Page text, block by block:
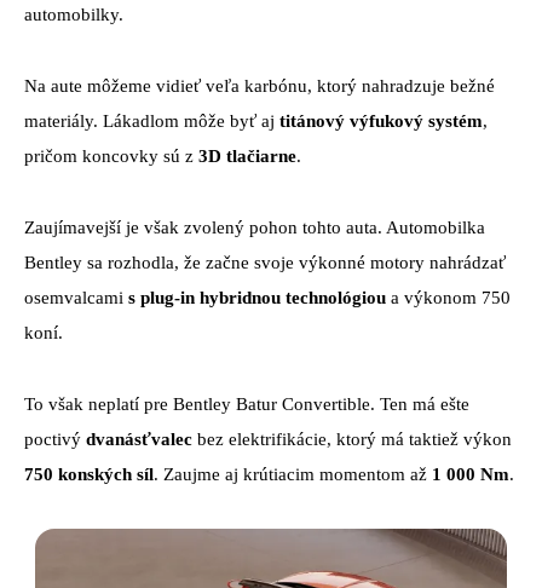
automobilky.
Na aute môžeme vidieť veľa karbónu, ktorý nahradzuje bežné
materiály. Lákadlom môže byť aj titánový výfukový systém,
pričom koncovky sú z 3D tlačiarne.
Zaujímavejší je však zvolený pohon tohto auta. Automobilka
Bentley sa rozhodla, že začne svoje výkonné motory nahrádzať
osemvalcami s plug-in hybridnou technológiou a výkonom 750
koní.
To však neplatí pre Bentley Batur Convertible. Ten má ešte
poctivý dvanásťvalec bez elektrifikácie, ktorý má taktiež výkon
750 konských síl. Zaujme aj krútiacim momentom až 1 000 Nm.